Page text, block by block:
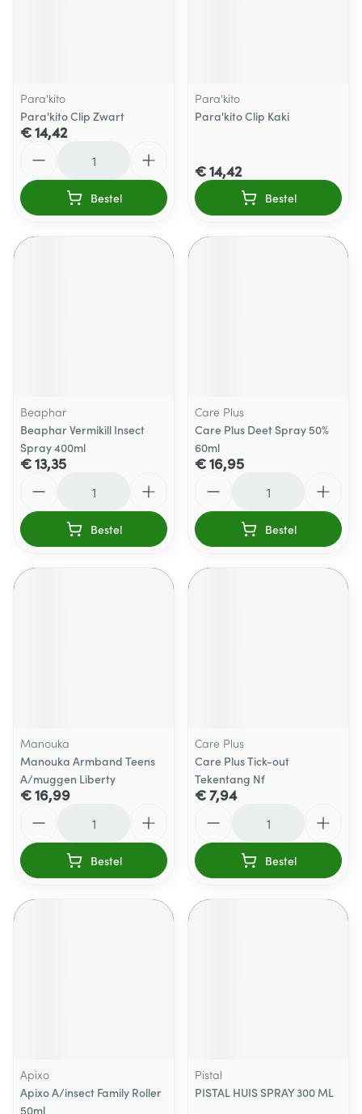
Para'kito
Para'kito Clip Zwart
€ 14,42
Bestel
Para'kito
Para'kito Clip Kaki
€ 14,42
Bestel
Beaphar
Beaphar Vermikill Insect
Spray 400ml
€ 13,35
Bestel
Care Plus
Care Plus Deet Spray 50%
60ml
€ 16,95
Bestel
Manouka
Manouka Armband Teens
A/muggen Liberty
€ 16,99
Bestel
Care Plus
Care Plus Tick-out
Tekentang Nf
€ 7,94
Bestel
Apixo
Apixo A/insect Family Roller
50ml
Pistal
PISTAL HUIS SPRAY 300 ML